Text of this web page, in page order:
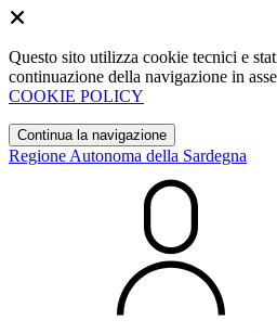
Questo sito utilizza cookie tecnici e
continuazione della navigazione in
COOKIE POLICY
Continua la navigazione
Regione Autonoma della Sardegna